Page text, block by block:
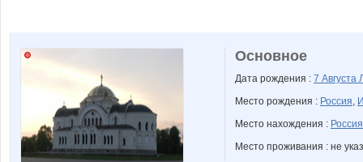
Основное
Дата рождения : 7 Августа
Место рождения : Россия,
Место нахождения : Россия
Место проживания : не